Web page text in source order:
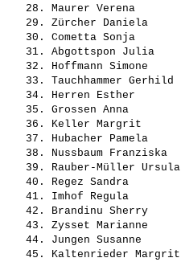
28. Maurer Verena
29. Zürcher Daniela
30. Cometta Sonja
31. Abgottspon Julia
32. Hoffmann Simone
33. Tauchhammer Gerhild
34. Herren Esther
35. Grossen Anna
36. Keller Margrit
37. Hubacher Pamela
38. Nussbaum Franziska
39. Rauber-Müller
40. Regez Sandra
41. Imhof Regula
42. Brandinu Sherry
43. Zysset Marianne
44. Jungen Susanne
45. Kaltenrieder